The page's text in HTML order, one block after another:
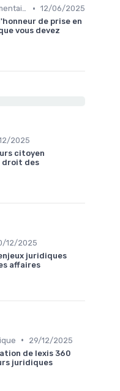
Conformité réglementaire • 12/06/2025
de prise en
vous devez
2025
citoyen
droit des
12/2025
juridiques
affaires
•
29/12/2025
de lexis 360
juridiques